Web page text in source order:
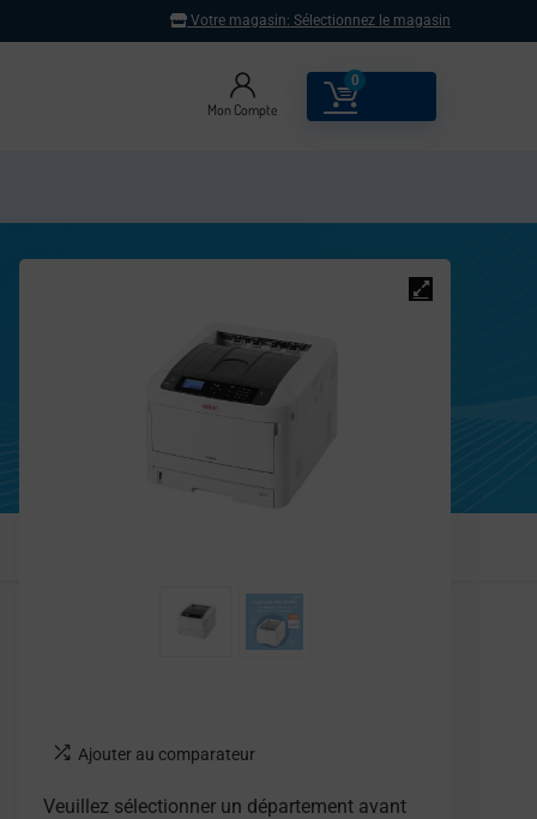
Votre magasin: Sélectionnez le magasin
Mon Compte
0
Ajouter au comparateur
Veuillez sélectionner un département avant